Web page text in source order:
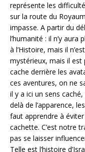
représente les
sur la route du
impasse. A partir du
l’humanité : il n’y
à l’Histoire, mais il
mystérieux, mais il est
cache derrière les
ces aventures, on ne
il y a ici un sens
delà de l’apparence,
faut apprendre à
cachette. C’est notre
pas se laisser
Telle est l’histoire